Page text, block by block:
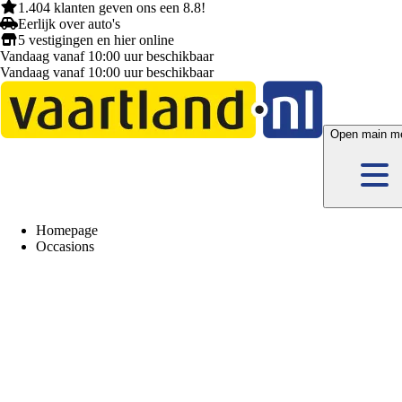
1.404 klanten geven ons een 8.8!
Eerlijk over auto's
5 vestigingen en hieronline
Vandaag vanaf 10:00 uur beschikbaar
Vandaag vanaf 10:00 uur beschikbaar
Open main
Homepage
Occasions